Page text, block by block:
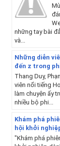
những tay bài
và...
Những diễn
đến z trong
Thang Duy,
viên nổi tiếng
làm chuyện ấy
nhiều bộ phi...
Khám phá
hội khởi
"Khám phá